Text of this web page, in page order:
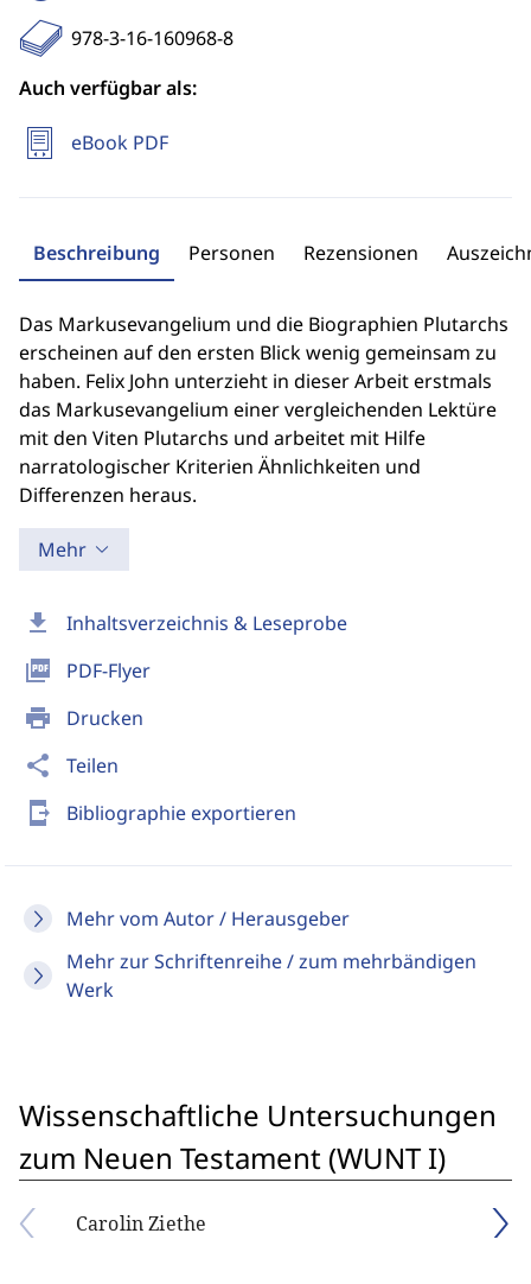
download Inhaltsverzeichnis & Leseprobe
picture_as_pdf PDF-Flyer
print Drucken
share Teilen
send_to_mobile Bibliographie exportieren
Mehr vom Autor / Herausgeber
Mehr zur Schriftenreihe / zum mehrbändigen
Werk
978-3-16-160968-8
Auch verfügbar als:
eBook PDF
Beschreibung Personen Rezensionen
Das Markusevangelium und die Biographien Plutarchs
erscheinen auf den ersten Blick wenig gemeinsam zu
haben. Felix John unterzieht in dieser Arbeit erstmals
das Markusevangelium einer vergleichenden Lektüre
mit den Viten Plutarchs und arbeitet mit Hilfe
narratologischer Kriterien Ähnlichkeiten und
Differenzen heraus.
Mehr
Wissenschaftliche Untersuchungen
zum Neuen Testament (WUNT I)
Carolin Ziethe